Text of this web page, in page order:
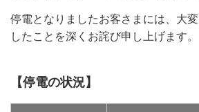
停電となりましたお客さまには、大
したことを深くお詫び申し上げます。
【停電の状況】